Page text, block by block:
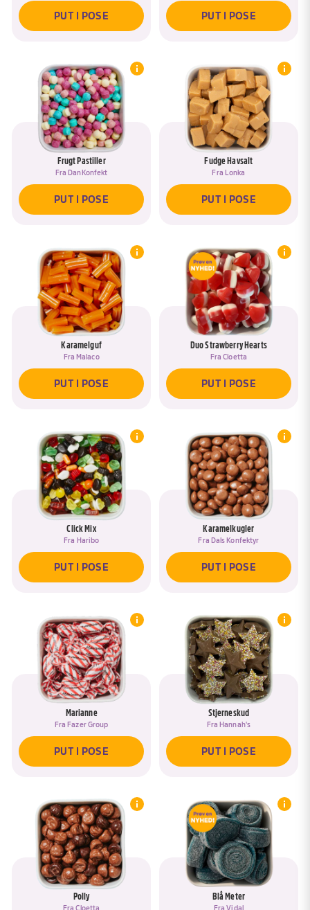
PUT I POSE PUT I POSE
Frugt Pastiller
Fra DanKonfekt
PUT I POSE
Fudge Havsalt
Fra Lonka
PUT I POSE
Karamelguf
Fra Malaco
PUT I POSE
Duo Strawberry Hearts
FraCloetta
PUT I POSE
Click Mix
Fra Haribo
PUT I POSE
Karamelkugler
Fra Dals Konfektyr
PUT I POSE
Marianne
Fra Fazer Group
PUT I POSE
Stjerneskud
Fra Hannah's
PUT I POSE
Polly
FraCloetta
Blå Meter
FraVidal